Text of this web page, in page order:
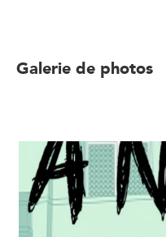
Galerie de photos